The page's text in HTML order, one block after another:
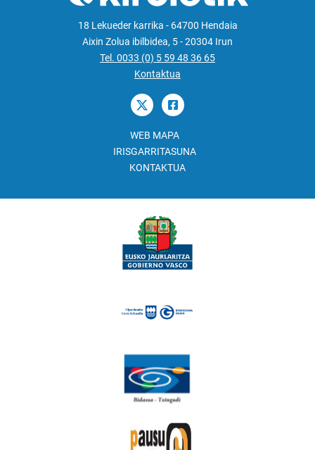
18 Lekueder karrika - 64700 Hendaia
Aixin Zolua ibilbidea, 5 - 20304 Irun
Tel. 0033 (0) 5 59 48 36 65
Kontaktua
WEB MAPA
IRISGARRITASUNA
KONTAKTUA